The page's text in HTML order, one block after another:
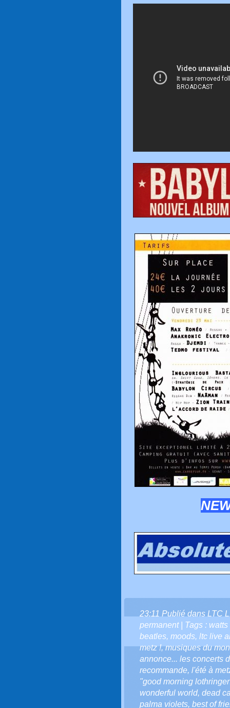
23:11 Publié dans LTC
permanent| Tags : watts
beatles, moods, ltc live
metz !,musiques du
annonce... les concerts
recommande, l'été à
"good morning
wonderful world, dead
palma violets, best of